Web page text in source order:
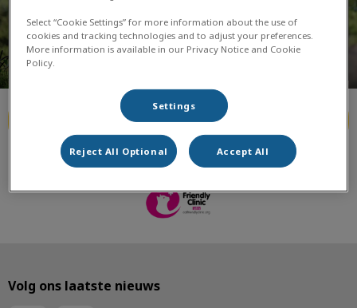
een afspraak!
Heb je geen bevestigingsmail ontvangen? Controleer
Volg ons laatste nieuws
Select “Cookie Settings” for more information about the use of
cookies and tracking technologies and to adjust your preferences.
More information is available in our Privacy Notice and Cookie
Policy.
Settings
Reject All Optional Accept All